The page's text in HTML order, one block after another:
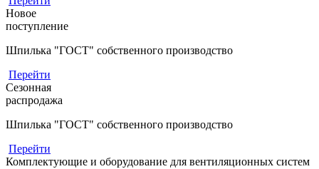
Новое
поступление
Шпилька "ГОСТ" собственного производство
Перейти
Сезонная
распродажа
Шпилька "ГОСТ" собственного производство
Перейти
Комплектующие и оборудование для вентиляционных систем